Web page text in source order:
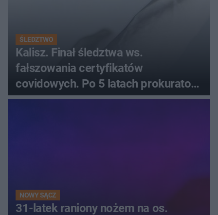
ŚLEDZTWO
Kalisz. Finał śledztwa ws.
fałszowania certyfikatów
covidowych. Po 5 latach prokurator
zamyka sprawę
NOWY SĄCZ
31-latek raniony nożem na os.